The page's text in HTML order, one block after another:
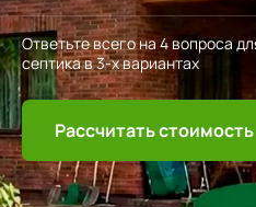
Ответьте всего на 4 вопроса
септика в 3-х вариантах
Рассчитать стоимость